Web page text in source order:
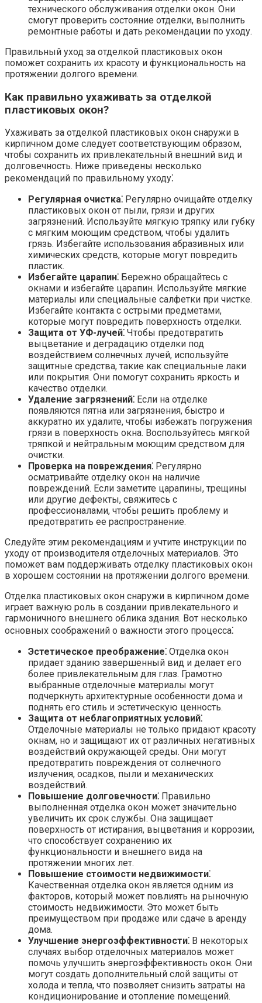
технического обслуживания отделки окон.​ Они
смогут проверить состояние отделки, выполнить
ремонтные работы и дать рекомендации по уходу.​
Правильный уход за отделкой пластиковых окон
поможет сохранить их красоту и функциональность на
протяжении долгого времени.
Как правильно ухаживать за отделкой
пластиковых окон?​
Ухаживать за отделкой пластиковых окон снаружи в
кирпичном доме следует соответствующим образом,
чтобы сохранить их привлекательный внешний вид и
долговечность. Ниже приведены несколько
рекомендаций по правильному уходу⁚
Регулярная очистка⁚ Регулярно очищайте отделку
пластиковых окон от пыли, грязи и других
загрязнений. Используйте мягкую тряпку или губку
с мягким моющим средством, чтобы удалить
грязь.​ Избегайте использования абразивных или
химических средств, которые могут повредить
пластик.
Избегайте царапин⁚ Бережно обращайтесь с
окнами и избегайте царапин.​ Используйте мягкие
материалы или специальные салфетки при чистке.
Избегайте контакта с острыми предметами,
которые могут повредить поверхность отделки.
Защита от УФ-лучей⁚ Чтобы предотвратить
выцветание и деградацию отделки под
воздействием солнечных лучей, используйте
защитные средства, такие как специальные лаки
или покрытия.​ Они помогут сохранить яркость и
качество отделки.
Удаление загрязнений⁚ Если на отделке
появляются пятна или загрязнения, быстро и
аккуратно их удалите, чтобы избежать погружения
грязи в поверхность окна.​ Воспользуйтесь мягкой
тряпкой и нейтральным моющим средством для
очистки.​
Проверка на повреждения⁚ Регулярно
осматривайте отделку окон на наличие
повреждений.​ Если заметите царапины, трещины
или другие дефекты, свяжитесь с
профессионалами, чтобы решить проблему и
предотвратить ее распространение.​
Следуйте этим рекомендациям и учтите инструкции по
уходу от производителя отделочных материалов. Это
поможет вам поддерживать отделку пластиковых окон
в хорошем состоянии на протяжении долгого времени.​
Отделка пластиковых окон снаружи в кирпичном доме
играет важную роль в создании привлекательного и
гармоничного внешнего облика здания.​ Вот несколько
основных соображений о важности этого процесса⁚
Эстетическое преображение⁚ Отделка окон
придает зданию завершенный вид и делает его
более привлекательным для глаз. Грамотно
выбранные отделочные материалы могут
подчеркнуть архитектурные особенности дома и
поднять его стиль и эстетическую ценность.​
Защита от неблагоприятных условий⁚
Отделочные материалы не только придают красоту
окнам, но и защищают их от различных негативных
воздействий окружающей среды. Они могут
предотвратить повреждения от солнечного
излучения, осадков, пыли и механических
воздействий.
Повышение долговечности⁚ Правильно
выполненная отделка окон может значительно
увеличить их срок службы.​ Она защищает
поверхность от истирания, выцветания и коррозии,
что способствует сохранению их
функциональности и внешнего вида на
протяжении многих лет.
Повышение стоимости недвижимости⁚
Качественная отделка окон является одним из
факторов, который может повлиять на рыночную
стоимость недвижимости.​ Это может быть
преимуществом при продаже или сдаче в аренду
дома.​
Улучшение энергоэффективности⁚ В некоторых
случаях выбор отделочных материалов может
помочь улучшить энергоэффективность окон. Они
могут создать дополнительный слой защиты от
холода и тепла, что позволяет снизить затраты на
кондиционирование и отопление помещений.​